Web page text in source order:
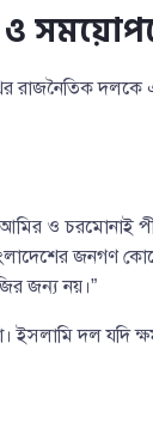
দলকে
আমির ও চরমোনাই
জনগণ
জন্য নয়।”
দল যদি